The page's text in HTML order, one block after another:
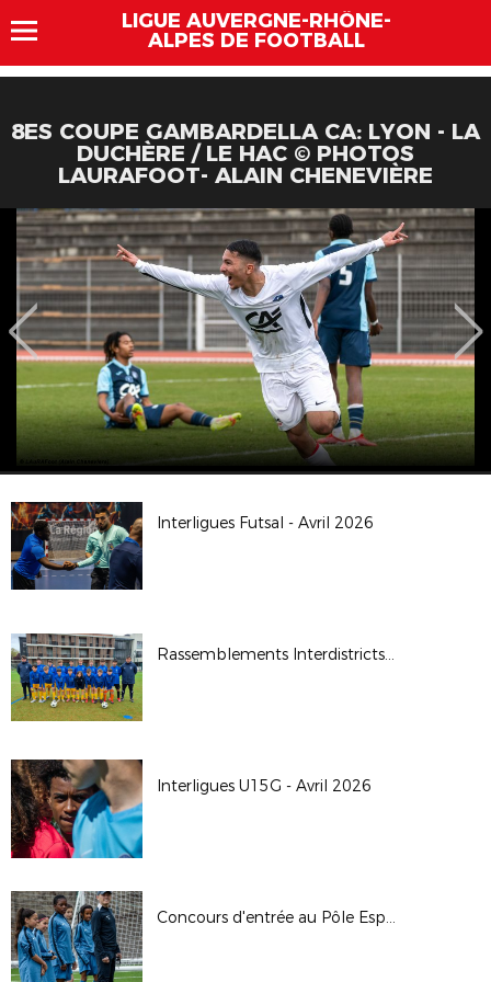
LIGUE AUVERGNE-RHÔNE-
ALPES DE FOOTBALL
8ES COUPE GAMBARDELLA CA: LYON - LA
DUCHÈRE / LE HAC © PHOTOS
LAURAFOOT- ALAIN CHENEVIÈRE
Interligues Futsal - Avril 2026
Rassemblements Interdistricts U14G - Avr. 2026
Interligues U15G - Avril 2026
Concours d'entrée au Pôle Espoirs - 2026